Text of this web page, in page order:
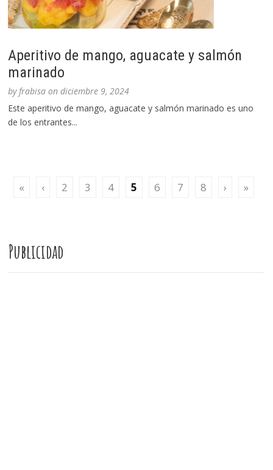
Aperitivo de mango, aguacate y salmón
marinado
byfrabisa ondiciembre 9, 2024
Este aperitivo de mango, aguacate y salmón marinado es uno
de los entrantes...
« ‹ 2 3 4 5 6 7 8 › »
Publicidad